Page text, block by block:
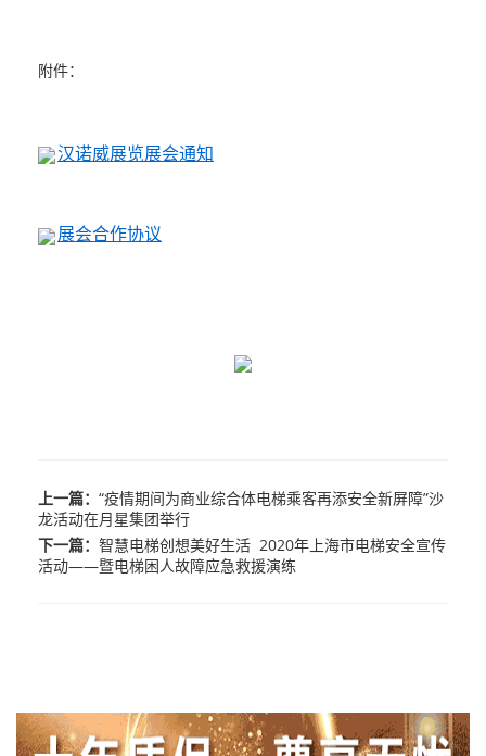
附件：
汉诺威展览展会通知
展会合作协议
上一篇： “疫情期间为商业综合体电梯乘客再添安全新屏障”沙
龙活动在月星集团举行
下一篇： 智慧电梯创想美好生活 2020年上海市电梯安全宣传
活动——暨电梯困人故障应急救援演练